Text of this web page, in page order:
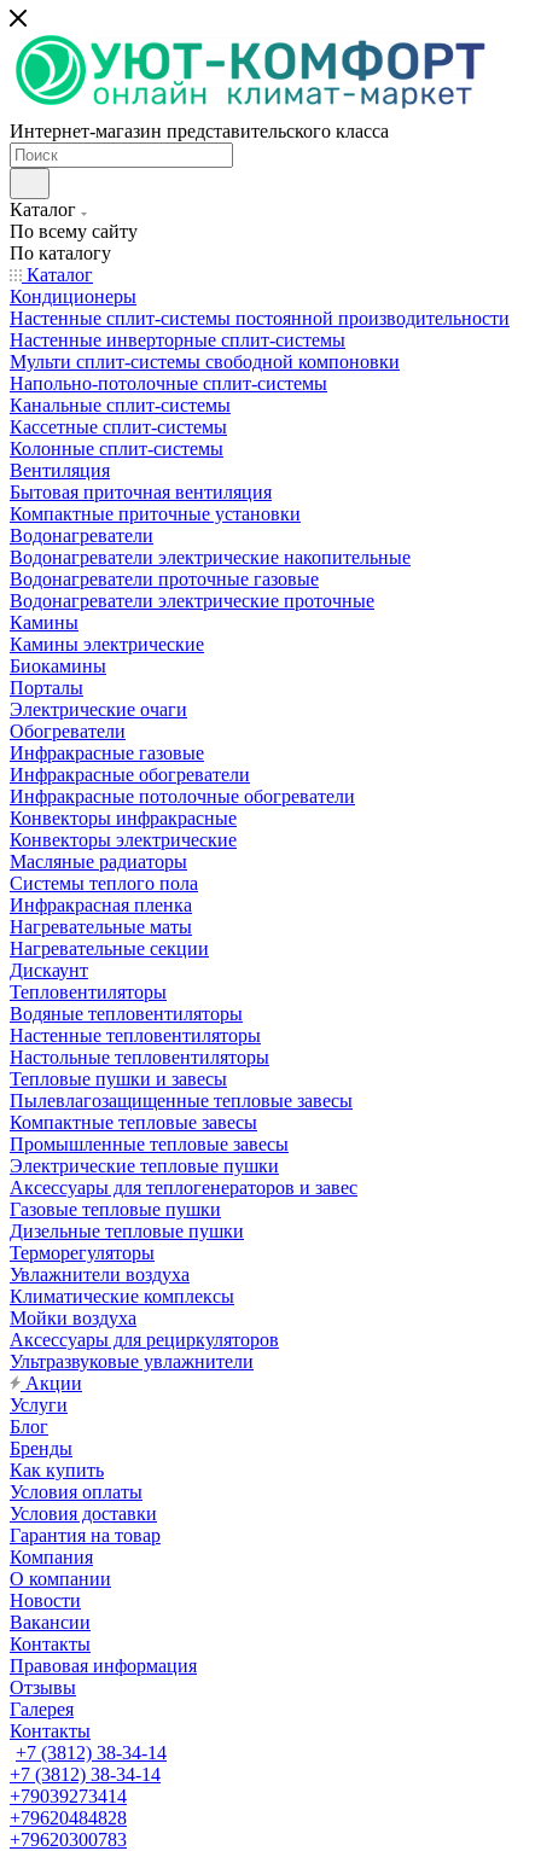
Интернет-магазин представительского класса
Каталог
По всему сайту
По каталогу
Каталог
Кондиционеры
Настенные сплит-системы постоянной производительности
Настенные инверторные сплит-системы
Мульти сплит-системы свободной компоновки
Напольно-потолочные сплит-системы
Канальные сплит-системы
Кассетные сплит-системы
Колонные сплит-системы
Вентиляция
Бытовая приточная вентиляция
Компактные приточные установки
Водонагреватели
Водонагреватели электрические накопительные
Водонагреватели проточные газовые
Водонагреватели электрические проточные
Камины
Камины электрические
Биокамины
Порталы
Электрические очаги
Обогреватели
Инфракрасные газовые
Инфракрасные обогреватели
Инфракрасные потолочные обогреватели
Конвекторы инфракрасные
Конвекторы электрические
Масляные радиаторы
Системы теплого пола
Инфракрасная пленка
Нагревательные маты
Нагревательные секции
Дискаунт
Тепловентиляторы
Водяные тепловентиляторы
Настенные тепловентиляторы
Настольные тепловентиляторы
Тепловые пушки и завесы
Пылевлагозащищенные тепловые завесы
Компактные тепловые завесы
Промышленные тепловые завесы
Электрические тепловые пушки
Аксессуары для теплогенераторов и завес
Газовые тепловые пушки
Дизельные тепловые пушки
Терморегуляторы
Увлажнители воздуха
Климатические комплексы
Мойки воздуха
Аксессуары для рециркуляторов
Ультразвуковые увлажнители
Акции
Услуги
Блог
Бренды
Как купить
Условия оплаты
Условия доставки
Гарантия на товар
Компания
О компании
Новости
Вакансии
Контакты
Правовая информация
Отзывы
Галерея
Контакты
+7 (3812) 38-34-14
+7 (3812) 38-34-14
+79039273414
+79620484828
+79620300783